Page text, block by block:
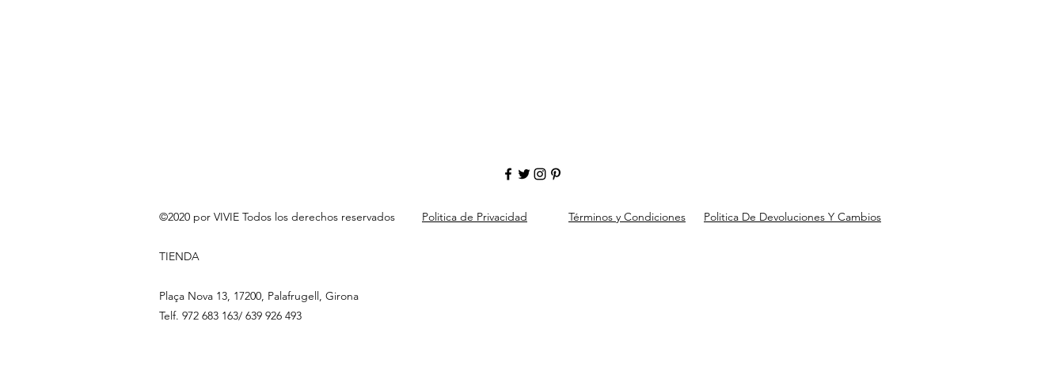
©2020 por VIVIE Todos los derechos reservados
TIENDA
Plaça Nova 13, 17200, Palafrugell, Girona
Telf. 972 683 163/ 639 926 493
Politica de Privacidad Términos y Condiciones Politica De Devoluciones Y Cambios